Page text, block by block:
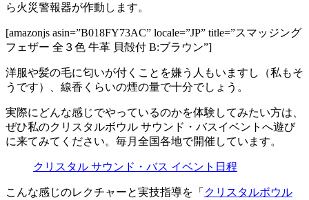
ら火災警報器が作動します。
[amazonjs asin=”B018FY73AC” locale=”JP” title=”スマッジング
フェザー 全３色 牛革 貝殻付 B:ブラウン”]
洋服や髪の毛に匂いが付くことを嫌う人もいますし（私もそ
うです）、線香くらいの煙の量で十分でしょう。
実際にどんな感じでやっているのかを体験してみたい方は、
ぜひ私のクリスタルボウル サウンド・バスイベントへ遊び
に来てみてください。毎月全国各地で開催しています。
クリスタル サウンド・バス イベント日程
こんな感じのレクチャーと実技指導を「 クリスタルボウル